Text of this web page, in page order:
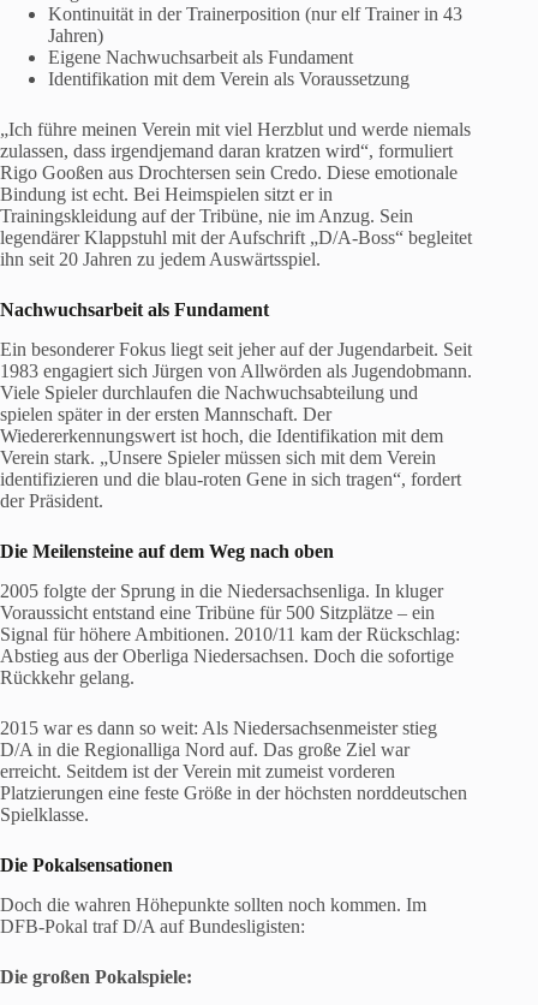
Kontinuität in der Trainerposition (nur elf Trainer in 43
Jahren)
Eigene Nachwuchsarbeit als Fundament
Identifikation mit dem Verein als Voraussetzung
„Ich führe meinen Verein mit viel Herzblut und werde niemals
zulassen, dass irgendjemand daran kratzen wird“, formuliert
Rigo Gooßen aus Drochtersen sein Credo. Diese emotionale
Bindung ist echt. Bei Heimspielen sitzt er in
Trainingskleidung auf der Tribüne, nie im Anzug. Sein
legendärer Klappstuhl mit der Aufschrift „D/A-Boss“ begleitet
ihn seit 20 Jahren zu jedem Auswärtsspiel.
Nachwuchsarbeit als Fundament
Ein besonderer Fokus liegt seit jeher auf der Jugendarbeit. Seit
1983 engagiert sich Jürgen von Allwörden als Jugendobmann.
Viele Spieler durchlaufen die Nachwuchsabteilung und
spielen später in der ersten Mannschaft. Der
Wiedererkennungswert ist hoch, die Identifikation mit dem
Verein stark. „Unsere Spieler müssen sich mit dem Verein
identifizieren und die blau-roten Gene in sich tragen“, fordert
der Präsident.
Die Meilensteine auf dem Weg nach oben
2005 folgte der Sprung in die Niedersachsenliga. In kluger
Voraussicht entstand eine Tribüne für 500 Sitzplätze – ein
Signal für höhere Ambitionen. 2010/11 kam der Rückschlag:
Abstieg aus der Oberliga Niedersachsen. Doch die sofortige
Rückkehr gelang.
2015 war es dann so weit: Als Niedersachsenmeister stieg
D/A in die Regionalliga Nord auf. Das große Ziel war
erreicht. Seitdem ist der Verein mit zumeist vorderen
Platzierungen eine feste Größe in der höchsten norddeutschen
Spielklasse.
Die Pokalsensationen
Doch die wahren Höhepunkte sollten noch kommen. Im
DFB-Pokal traf D/A auf Bundesligisten:
Die großen Pokalspiele: